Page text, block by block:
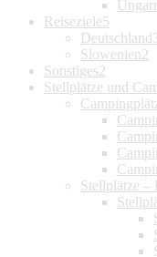
Reiseziele5
Deutschland
Slowenien2
Sonstiges2
Stellplätze und
Stellplätze –